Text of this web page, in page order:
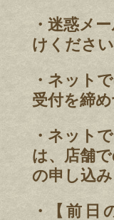
・迷惑メ
けください
・ネット
受付を締め
・ネット
は、店舗
の申し込
・【 前 日